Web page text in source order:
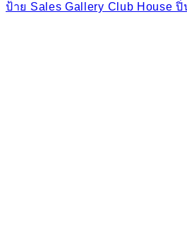
ป้าย Sales Gallery Club House ปิ่